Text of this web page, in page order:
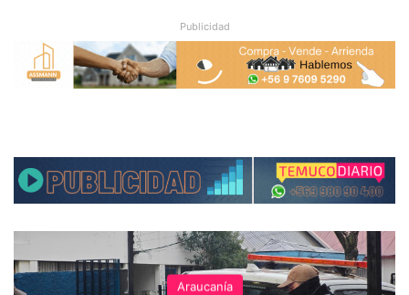
Publicidad
Araucanía